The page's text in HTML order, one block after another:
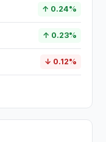
↑ 0.24%
↑ 0.23%
↓ 0.12%